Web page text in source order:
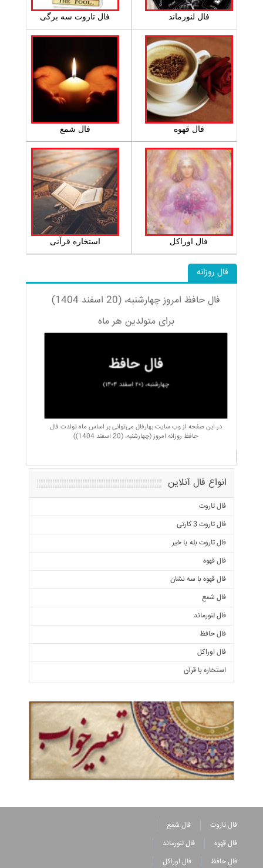
فال لنورماند فال تاروت سه برگی
فال قهوه فال شمع
فال اوراکل استخاره قرآنی
فال روزانه
فال حافظ امروز چهارشنبه، (20 اسفند 1404)
برای متولدین هر ماه
در این صفحه از وب سایت بهارفال می‌توانی بر اساس ماه تولدت فال
حافظ روزانه امروز (چهارشنبه، (20 اسفند 1404))
انواع فال آنلاین
فال تاروت
فال تاروت 3 کارتی
فال تاروت بله یا خیر
فال قهوه
فال قهوه با سه نشان
فال شمع
فال لنورماند
فال حافظ
فال اوراکل
استخاره با قرآن
فال تاروت
فال شمع
فال قهوه
فال لنورماند
فال حافظ
فال اوراکل